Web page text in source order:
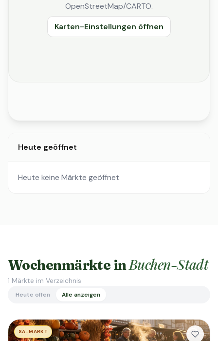
OpenStreetMap/CARTO.
Karten-Einstellungen öffnen
Heute geöffnet
Heute keine Märkte geöffnet
Wochenmärkte inBuchen-Stadt
1 Märkte im Verzeichnis
Heute offen Alle anzeigen
SA-MARKT